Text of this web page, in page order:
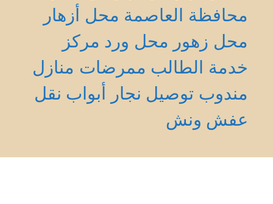
محافظة العاصمة محل أزهار
محل زهور محل ورد مركز
خدمة الطالب ممرضات منازل
مندوب توصيل نجار أبواب نقل
عفش ونش